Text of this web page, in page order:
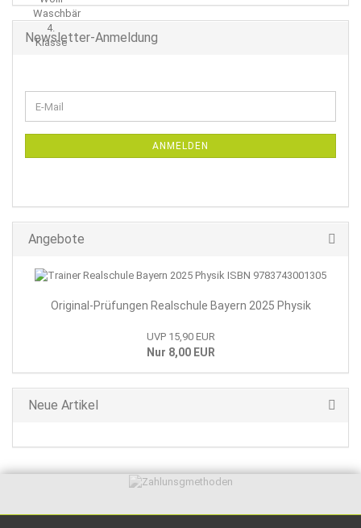
Newsletter-Anmeldung
ZUR
E-
Mail
ANMELDEN
Angebote
Original-Prüfungen Realschule Bayern 2025 Physik
UVP 15,90 EUR
Nur 8,00 EUR
Neue Artikel